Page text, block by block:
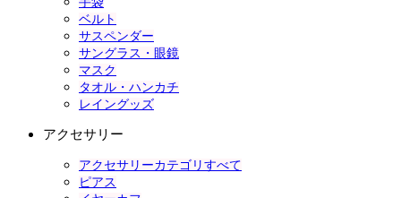
ベルト
サスペンダー
サングラス・眼鏡
マスク
タオル・ハンカチ
レイングッズ
アクセサリー
アクセサリーカテゴリすべて
ピアス